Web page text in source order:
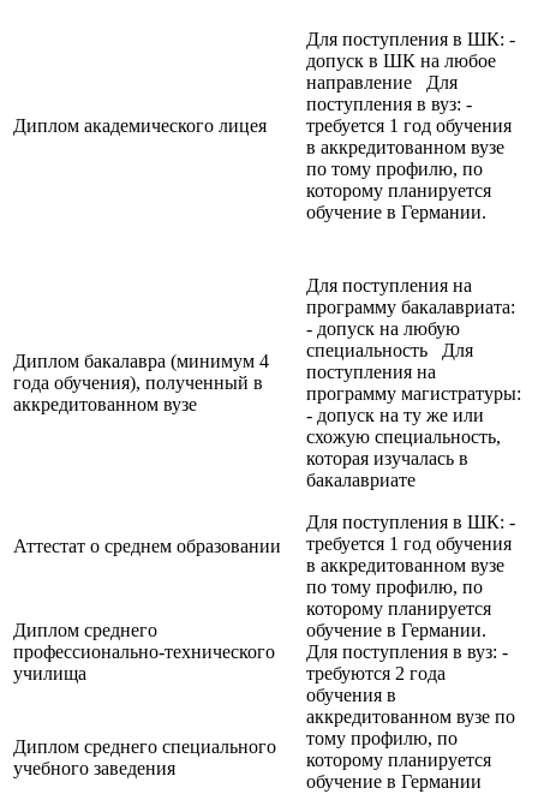
Диплом академического лицея
Для поступления в ШК: -
допуск в ШК на любое
направление Для
поступления в вуз: -
требуется 1 год обучения
в аккредитованном вузе
по тому профилю, по
которому планируется
обучение в Германии.
Диплом бакалавра (минимум 4
года обучения), полученный в
аккредитованном вузе
Для поступления на
программу бакалавриата:
- допуск на любую
специальность Для
поступления на
программу магистратуры:
- допуск на ту же или
схожую специальность,
которая изучалась в
бакалавриате
Аттестат о среднем образовании
Для поступления в ШК: -
требуется 1 год обучения
в аккредитованном вузе
по тому профилю, по
которому планируется
обучение в Германии.
Для поступления в вуз: -
требуются 2 года
обучения в
аккредитованном вузе по
тому профилю, по
которому планируется
обучение в Германии
Диплом среднего
профессионально-технического
училища
Диплом среднего специального
учебного заведения